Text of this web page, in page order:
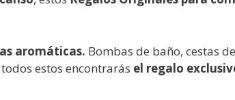
aromáticas. Bombas de baño, cestas de
estos encontrarás el regalo